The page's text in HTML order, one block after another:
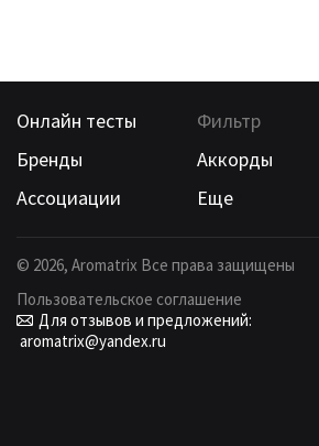
Онлайн тесты Фильтр
Бренды
Аккорды
Ассоциации
Еще
© 2026, Aromatrix Все права защищены
Пользовательское соглашение
Для отзывов и предложений:
aromatrix@yandex.ru